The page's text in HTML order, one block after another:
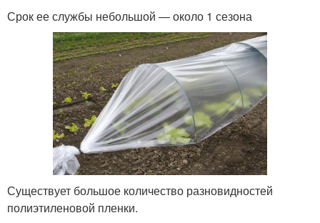
Срок ее службы небольшой — около 1 сезона
Существует большое количество разновидностей
полиэтиленовой пленки.